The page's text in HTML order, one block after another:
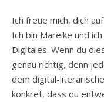
Ich freue mich, dich
Ich bin Mareike und
Digitales. Wenn du
genau richtig, denn
dem digital-
konkret, dass du